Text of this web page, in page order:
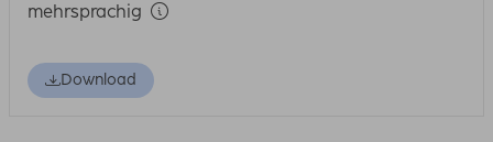
mehrsprachig
Download